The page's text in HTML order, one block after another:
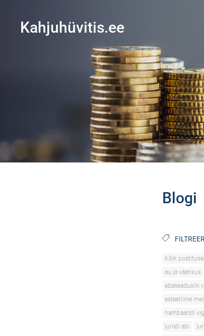
Kahjuhüvitis.ee
Blogi
Kõik
au ja väärikus
ebaseaduslik
esteetiline
hambaarsti
juristi abi